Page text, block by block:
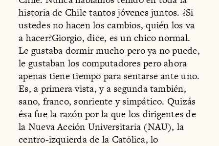
historia de Chile tantos jóvenes juntos. ¿Si
ustedes no hacen los cambios, quién los va
a hacer?Giorgio, dice, es un chico normal.
Le gustaba dormir mucho pero ya no puede,
le gustaban los computadores pero ahora
apenas tiene tiempo para sentarse ante uno.
Es, a primera vista, y a segunda también,
sano, franco, sonriente y simpático. Quizás
ésa fue la razón por la que los dirigentes de
la Nueva Acción Universitaria (NAU), la
centro-izquierda de la Católica, lo